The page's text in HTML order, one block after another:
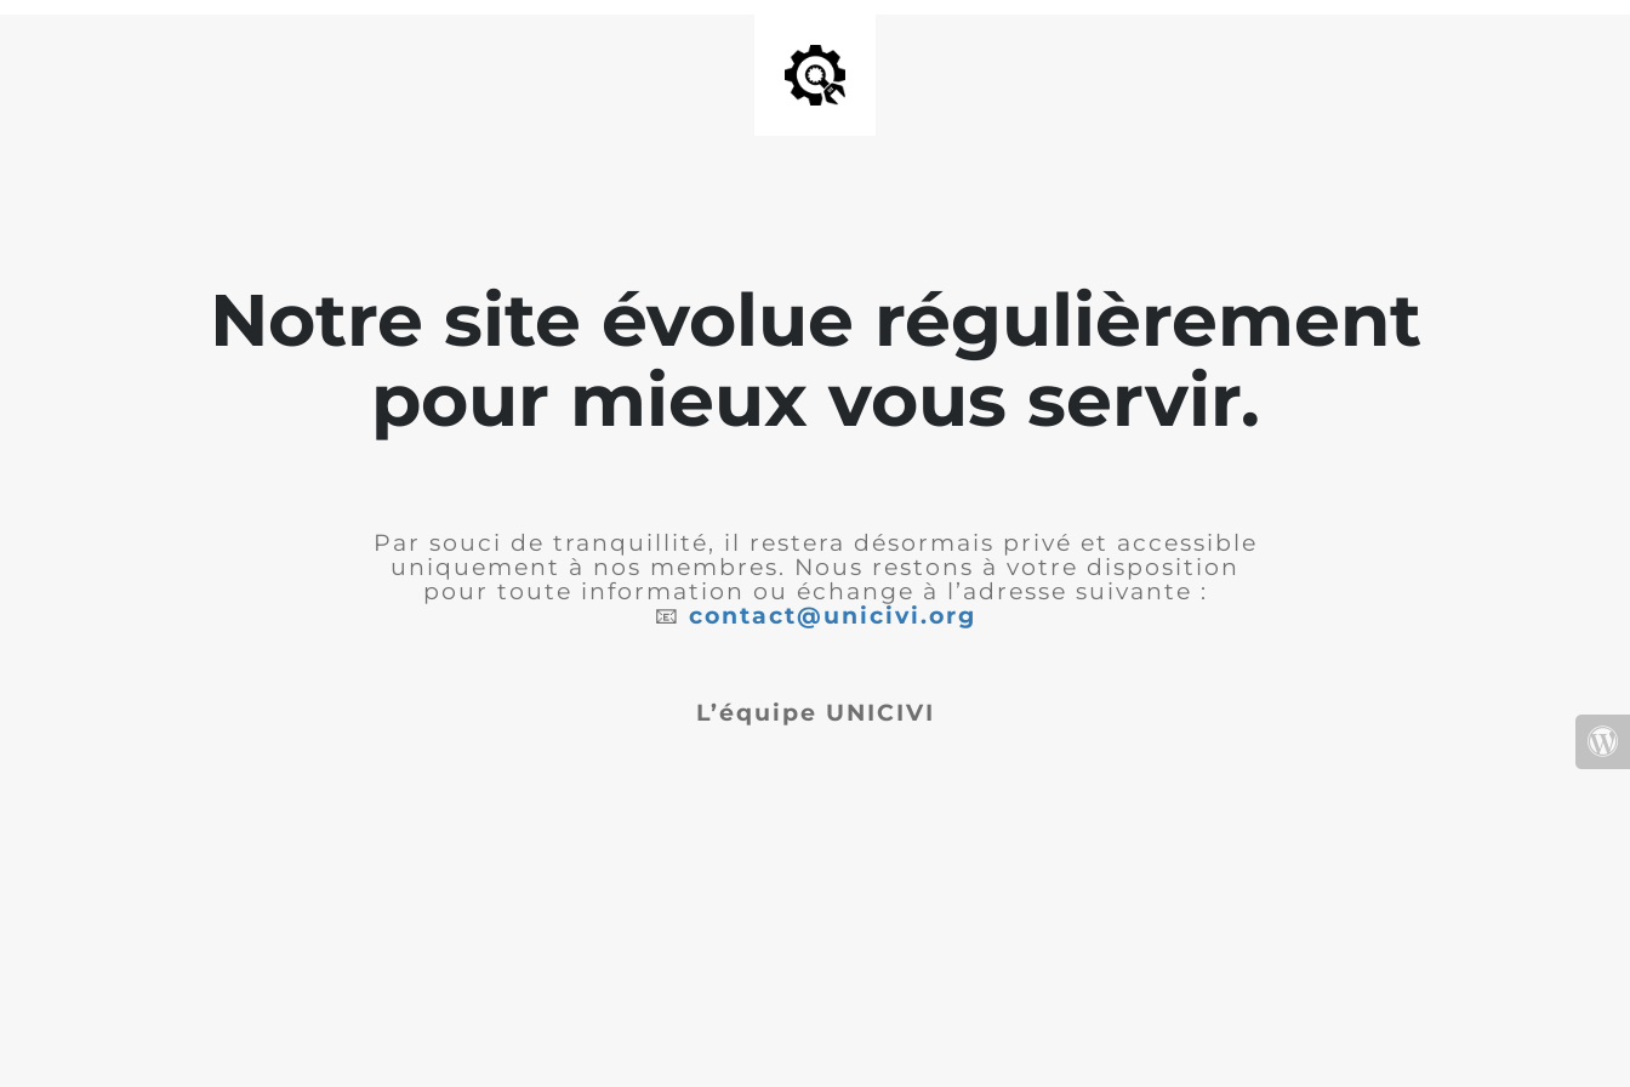
Notre site évolue régulièrement
pour mieux vous servir.
Par souci de tranquillité, il restera désormais privé et accessible
uniquement à nos membres. Nous restons à votre disposition
pour toute information ou échange à l’adresse suivante :
📧 contact@unicivi.org
L’équipe UNICIVI